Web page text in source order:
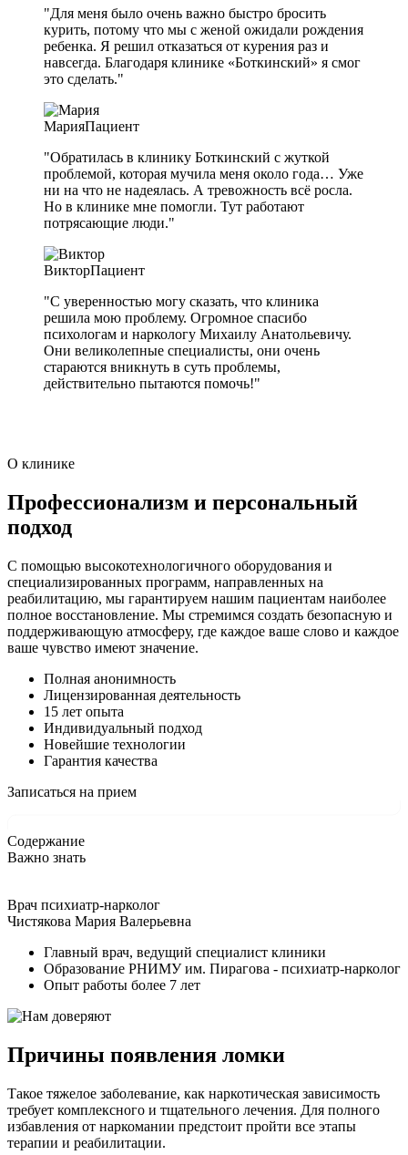
"Для меня было очень важно быстро бросить
курить, потому что мы с женой ожидали рождения
ребенка. Я решил отказаться от курения раз и
навсегда. Благодаря клинике «Боткинский» я смог
это сделать."
МарияПациент
"Обратилась в клинику Боткинский с жуткой
проблемой, которая мучила меня около года… Уже
ни на что не надеялась. А тревожность всё росла.
Но в клинике мне помогли. Тут работают
потрясающие люди."
ВикторПациент
"С уверенностью могу сказать, что клиника
решила мою проблему. Огромное спасибо
психологам и наркологу Михаилу Анатольевичу.
Они великолепные специалисты, они очень
стараются вникнуть в суть проблемы,
действительно пытаются помочь!"
О клинике
Профессионализм и персональный
подход
С помощью высокотехнологичного оборудования и
специализированных программ, направленных на
реабилитацию, мы гарантируем нашим пациентам наиболее
полное восстановление. Мы стремимся создать безопасную и
поддерживающую атмосферу, где каждое ваше слово и каждое
ваше чувство имеют значение.
Полная анонимность
Лицензированная деятельность
15 лет опыта
Индивидуальный подход
Новейшие технологии
Гарантия качества
Записаться на прием
Содержание
Важно знать
Врач психиатр-нарколог
Чистякова Мария Валерьевна
Главный врач, ведущий специалист клиники
Образование РНИМУ им. Пирагова - психиатр-нарколог
Опыт работы более 7 лет
Причины появления ломки
Такое тяжелое заболевание, как наркотическая зависимость
требует комплексного и тщательного лечения. Для полного
избавления от наркомании предстоит пройти все этапы
терапии и реабилитации.